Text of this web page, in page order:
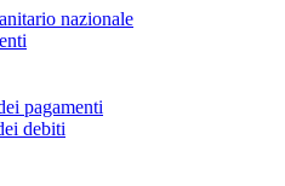
nazionale
pagamenti
debiti